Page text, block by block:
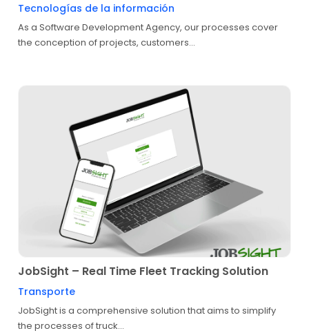
Tecnologías de la información
As a Software Development Agency, our processes cover
the conception of projects, customers...
JobSight – Real Time Fleet Tracking Solution
Transporte
JobSight is a comprehensive solution that aims to simplify
the processes of truck...